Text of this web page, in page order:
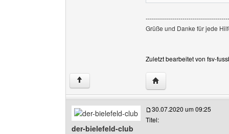
Grüße und Danke für jede
Zuletzt bearbeitet von fsv-
↑ Website dieses
der-bielefeld-club
30.07.2020 um 09:25
Titel: